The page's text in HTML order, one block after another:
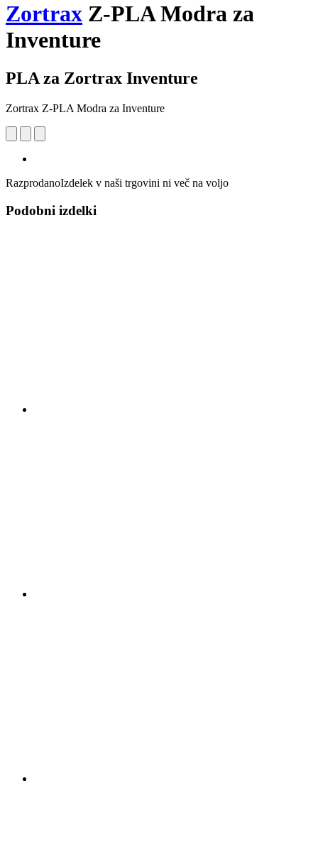
Zortrax Z-PLA Modra za
Inventure
PLA za Zortrax Inventure
Zortrax Z-PLA Modra za Inventure
RazprodanoIzdelek v naši trgovini ni več na voljo
Podobni izdelki